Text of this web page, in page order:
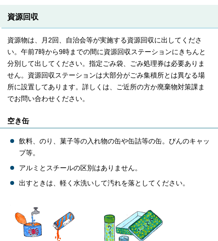
資源回収
資源物は、月2回、自治会等が実施する資源回収に出してくださ
い。午前7時から9時までの間に資源回収ステーションにきちんと
分別して出してください。指定ごみ袋、ごみ処理券は必要ありま
せん。資源回収ステーションは大部分がごみ集積所とは異なる場
所に設置してあります。詳しくは、ご近所の方か廃棄物対策課ま
でお問い合わせください。
空き缶
飲料、のり、菓子等の入れ物の缶や缶詰等の缶。びんのキャッ
プ等。
アルミとスチールの区別はありません。
出すときは、軽く水洗いして汚れを落としてください。